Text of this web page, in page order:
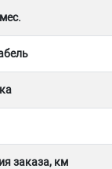
заказа, км